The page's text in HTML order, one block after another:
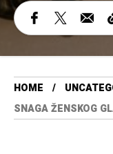
HOME
SNAGA ŽENSKOG